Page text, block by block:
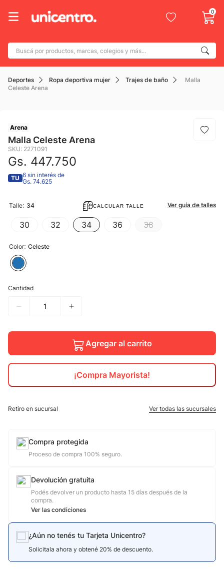
0
Buscá por productos, marcas, colegios y más...
Deportes Ropa deportiva mujer Trajes de baño
Malla
Celeste Arena
Arena
Malla Celeste Arena
SKU: 2271091
Gs. 447.750
TU 6 sin interés de
Gs. 74.625
CALCULAR TALLE
Color: Celeste
Talle: 34
30 32 34 36 38
Ver guía de talles
Cantidad
Agregar al carrito
¡Compra Mayorista!
Retiro en sucursal Ver todas las sucursales
Compra protegida
Proceso de compra 100% seguro.
Devolución gratuita
Podés devolver un producto hasta 15 días después de la
compra.
Ver las condiciones
¿Aún no tenés tu Tarjeta Unicentro?
Solicitala ahora y obtené 20% de descuento.
Términos más buscados
1. adidas
4 botin
5. caterpillar
6 mochila
8 .
9.